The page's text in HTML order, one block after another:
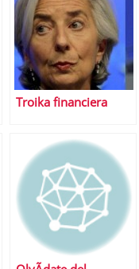
Troika financiera